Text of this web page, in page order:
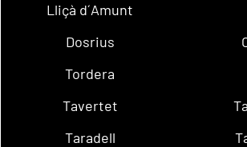
Lliçà d´Amunt
Dosrius
Tordera
Tavertet
Taradell